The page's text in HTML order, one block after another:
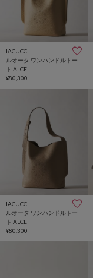
IACUCCI
ルオータ ワンハンドルトー
ト ALCE
¥80,300
IACUCCI
ルオータ ワンハンドルトー
ト ALCE
¥80,300